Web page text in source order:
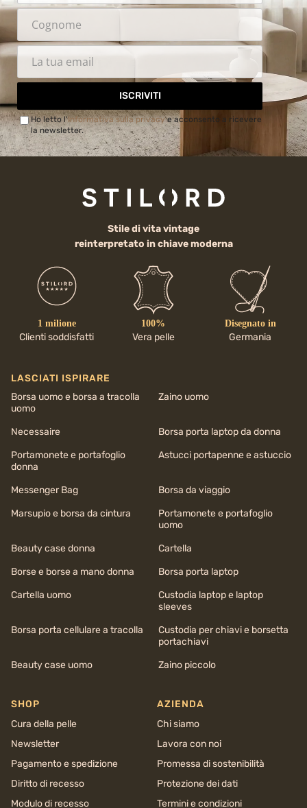
ISCRIVITI
Ho letto l'Informativa sulla privacye acconsento a ricevere
la newsletter.
Stile di vita vintage
reinterpretato in chiave moderna
1 milione
Clienti soddisfatti
100%
Vera pelle
Disegnato in
Germania
LASCIATI ISPIRARE
Borsa uomo e borsa a tracolla
uomo
Zaino uomo
Necessaire
Borsa porta laptop da donna
Portamonete e portafoglio
donna
Astucci portapenne e astuccio
Messenger Bag
Borsa da viaggio
Marsupio e borsa da cintura
Portamonete e portafoglio
uomo
Beauty case donna
Cartella
Borse e borse a mano donna
Borsa porta laptop
Cartella uomo
Custodia laptop e laptop
sleeves
Borsa porta cellulare a tracolla
Custodia per chiavi e borsetta
portachiavi
Beauty case uomo
Zaino piccolo
SHOP
Cura della pelle
Newsletter
Pagamento e spedizione
Diritto di recesso
Modulo di recesso
AZIENDA
Chi siamo
Lavora con noi
Promessa di sostenibilità
Protezione dei dati
Termini e condizioni